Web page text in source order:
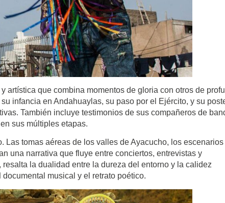
que combina momentos de gloria con otros de
infancia en Andahuaylas, su paso por el Ejército, y su
También incluye testimonios de sus compañeros de
sus múltiples etapas.
tomas aéreas de los valles de Ayacucho, los escenarios
una narrativa que fluye entre conciertos, entrevistas y
la dualidad entre la dureza del entorno y la calidez
musical y el retrato poético.